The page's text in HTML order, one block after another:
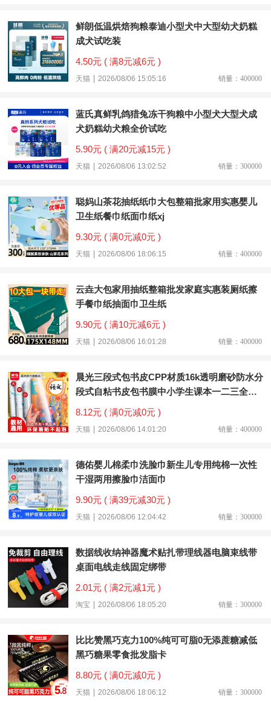
鲜朗低温烘焙狗粮泰迪小型犬中大型幼犬奶糕
成犬试吃装
4.50元 ( 满8元减6元 )
天猫 2026/08/06 15:05:16 销量：400000
蓝氏真鲜乳鸽猎兔冻干狗粮中小型犬大型犬成
犬奶糕幼犬粮全价试吃
5.90元 ( 满20元减15元 )
天猫 2026/08/06 13:02:52 销量：300000
聪妈山茶花抽纸纸巾大包整箱批家用实惠婴儿
卫生纸餐巾纸面巾纸xj
9.30元 ( 满0元减0元 )
天猫 2026/08/06 18:06:15 销量：400000
云垚大包家用抽纸整箱批发家庭实惠装厕纸擦
手餐巾纸抽面巾卫生纸
9.90元 ( 满10元减6元 )
天猫 2026/08/06 16:01:28 销量：400000
晨光三段式包书皮CPP材质16k透明磨砂防水分
段式自粘书皮包书膜中小学生课本一二三全年
级书套书壳书本保护套
8.12元 ( 满0元减0元 )
天猫 2026/08/06 14:01:20 销量：400000
德佑婴儿棉柔巾洗脸巾新生儿专用纯棉一次性
干湿两用擦脸巾洁面巾
9.90元 ( 满39元减30元 )
天猫 2026/08/06 12:04:42 销量：300000
数据线收纳神器魔术贴扎带理线器电脑束线带
桌面电线走线固定绑带
2.01元 ( 满2元减1元 )
淘宝 2026/08/06 18:05:20 销量：300000
比比赞黑巧克力100%纯可可脂0无添蔗糖减低
黑巧糖果零食批发脂卡
8.80元 ( 满0元减0元 )
天猫 2026/08/06 18:06:12 销量：300000